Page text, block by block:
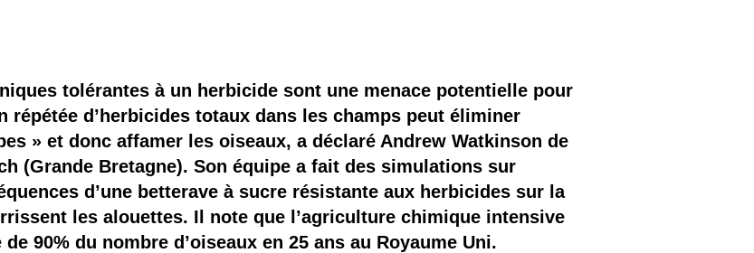
tolérantes à un herbicide sont une menace potentielle pour
répétée d’herbicides totaux dans les champs peut éliminer
» et donc affamer les oiseaux, a déclaré Andrew Watkinson de
(Grande Bretagne). Son équipe a fait des simulations sur
d’une betterave à sucre résistante aux herbicides sur la
les alouettes. Il note que l’agriculture chimique intensive
90% du nombre d’oiseaux en 25 ans au Royaume Uni.